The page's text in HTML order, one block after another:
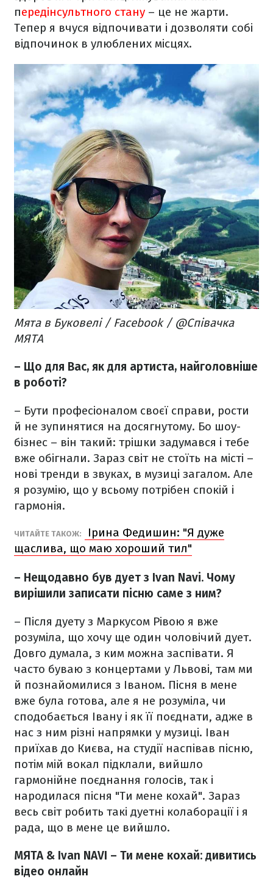
передінсультного стану – це не жарти.
Тепер я вчуся відпочивати і дозволяти собі
відпочинок в улюблених місцях.
Мята в Буковелі / Facebook / @Співачка
МЯТА
– Що для Вас, як для артиста, найголовніше
в роботі?
– Бути професіоналом своєї справи, рости
й не зупинятися на досягнутому. Бо шоу-
бізнес – він такий: трішки задумався і тебе
вже обігнали. Зараз світ не стоїть на місті –
нові тренди в звуках, в музиці загалом. Але
я розумію, що у всьому потрібен спокій і
гармонія.
ЧИТАЙТЕ ТАКОЖ:
Ірина Федишин: "Я дуже
щаслива, що маю хороший тил"
– Нещодавно був дует з Ivan Navi. Чому
вирішили записати пісню саме з ним?
– Після дуету з Маркусом Рівою я вже
розуміла, що хочу ще один чоловічий дует.
Довго думала, з ким можна заспівати. Я
часто буваю з концертами у Львові, там ми
й познайомилися з Іваном. Пісня в мене
вже була готова, але я не розуміла, чи
сподобається Івану і як її поєднати, адже в
нас з ним різні напрямки у музиці. Іван
приїхав до Києва, на студії наспівав пісню,
потім мій вокал підклали, вийшло
гармонійне поєднання голосів, так і
народилася пісня "Ти мене кохай". Зараз
весь світ робить такі дуетні колаборації і я
рада, що в мене це вийшло.
МЯТА & Ivan NAVI – Ти мене кохай: дивитись
відео онлайн